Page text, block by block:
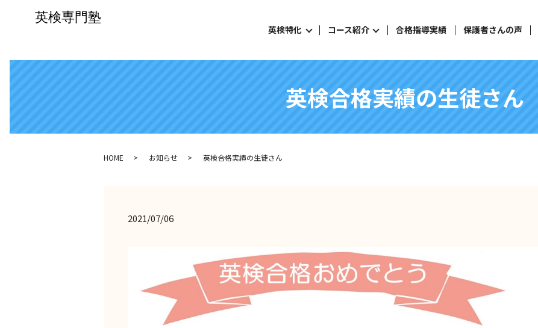
英検特化 コース紹介 合格指導実績 保護者さんの声
英検合格実績の生徒さん
HOME お知らせ 英検合格実績の生徒さん
2021/07/06